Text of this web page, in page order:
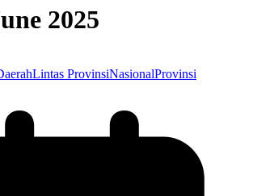
2025
Lintas ProvinsiNasionalProvinsi